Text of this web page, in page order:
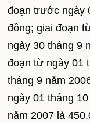
đoạn trước ngày
đồng; giai đoạn
ngày 30 tháng 9
đoạn từ ngày 01
tháng 9 năm
ngày 01 tháng
năm 2007 là